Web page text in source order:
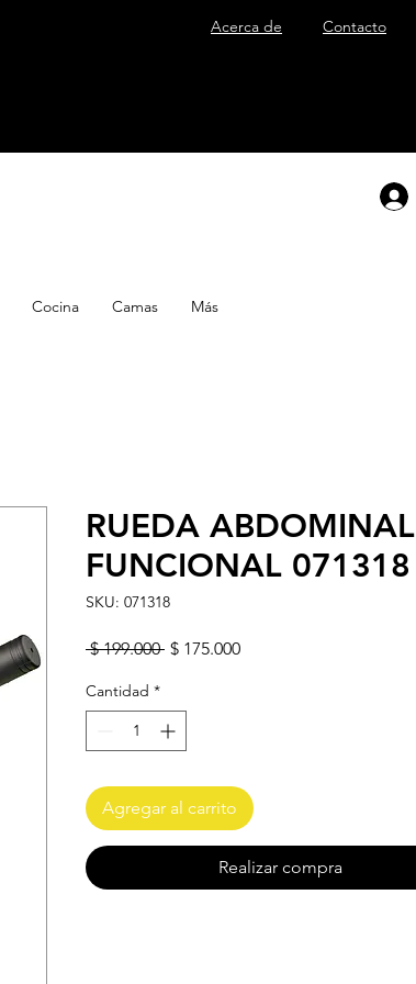
Acerca de Contacto
Cocina Camas Más
RUEDA ABDOMINAL
FUNCIONAL 071318
SKU: 071318
$ 199.000 Precio
$ 175.000Precio de oferta
Cantidad *
Agregar al carrito
Realizar compra